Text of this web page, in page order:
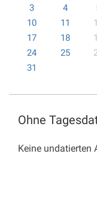
3
4
10
11
17
18
24
25
31
Ohne
Keine undatierten